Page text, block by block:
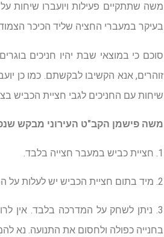
משה שתתקיים פעילות ויועברו שיחות
בעיקר במעברי החציה שליד הכיכר
סוכם כי במוצאי שבת יהיו חניכים
זוהרים, אנא הקשיבו לבקשתם. כמו כן
שיחות עם החניכים לגבי חציית הכביש
משה פישמן הקב"ט העירוני מבקש
1. חציית כביש במעבר חצייה בלבד.
2. מיד בתום חציית הכביש יש לעלות על המדרכה ולא להישאר על הכביש.
3. ניתן לשחק על המדרכה בלבד. אין
בחנייה כפולה ולחסום את התנועה. נא